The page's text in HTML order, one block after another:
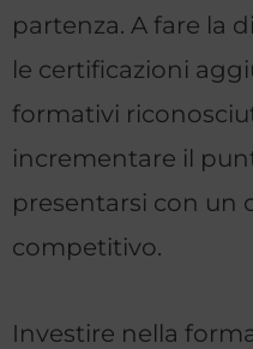
partenza. A fare la
le certificazioni
formativi
incrementare il
presentarsi con un
competitivo.
Investire nella